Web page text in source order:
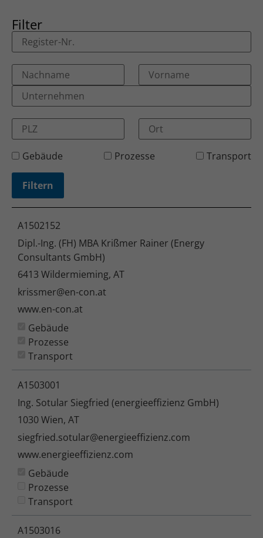
Filter
Gebäude Prozesse Transport
A1502152
Dipl.-Ing. (FH) MBA Krißmer Rainer (Energy
Consultants GmbH)
6413 Wildermieming, AT
krissmer@en-con.at
www.en-con.at
Gebäude
Prozesse
Transport
A1503001
Ing. Sotular Siegfried (energieeffizienz GmbH)
1030 Wien, AT
siegfried.sotular@energieeffizienz.com
www.energieeffizienz.com
Gebäude
Prozesse
Transport
A1503016